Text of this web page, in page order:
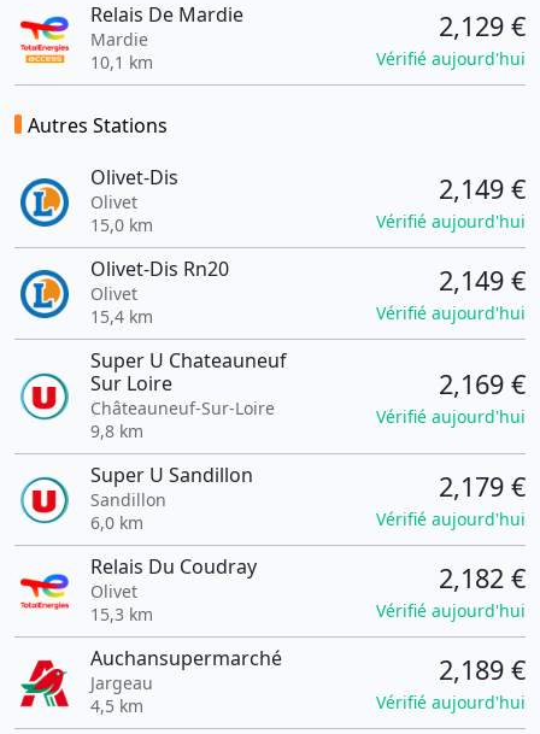
Relais De Mardie
Mardie
10,1 km
2,129 €
Vérifié aujourd'hui
Autres Stations
Olivet-Dis
Olivet
15,0 km
2,149 €
Vérifié aujourd'hui
Olivet-Dis Rn20
Olivet
15,4 km
2,149 €
Vérifié aujourd'hui
Super U Chateauneuf
Sur Loire
Châteauneuf-Sur-Loire
9,8 km
2,169 €
Vérifié aujourd'hui
Super U Sandillon
Sandillon
6,0 km
2,179 €
Vérifié aujourd'hui
Relais Du Coudray
Olivet
15,3 km
2,182 €
Vérifié aujourd'hui
Auchansupermarché
Jargeau
4,5 km
2,189 €
Vérifié aujourd'hui